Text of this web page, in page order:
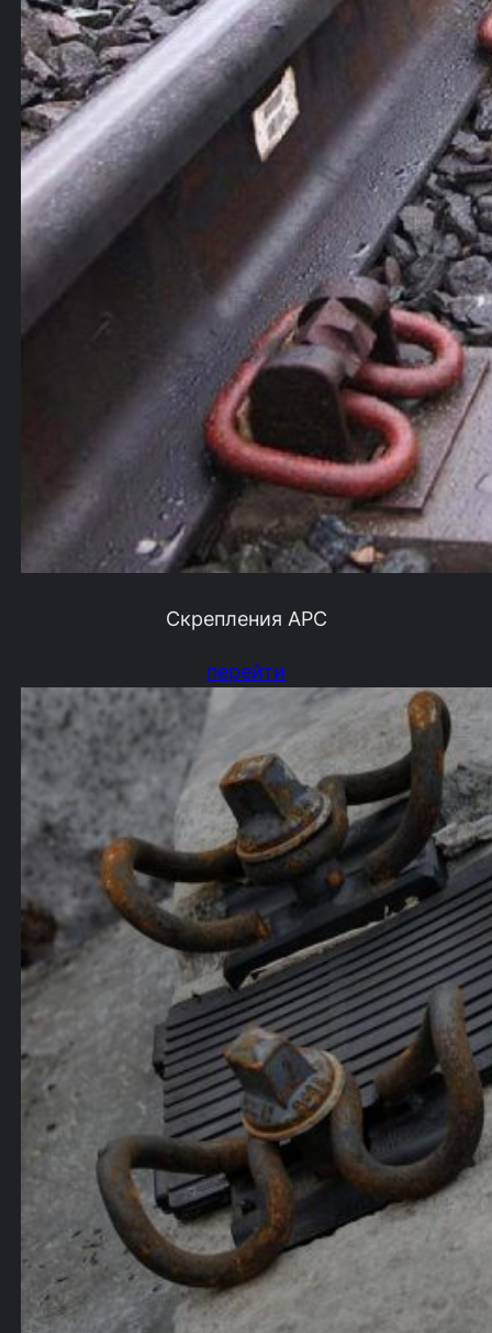
Скрепления АРС
перейти